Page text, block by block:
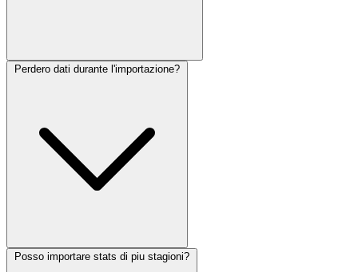
Perdero dati durante l'importazione?
Posso importare stats di piu stagioni?